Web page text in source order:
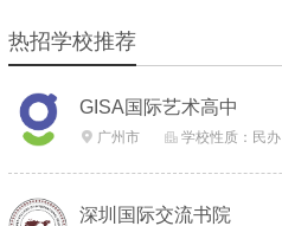
热招学校推荐
GISA国际艺术高中
 广州市  学校性质：民办
深圳国际交流书院